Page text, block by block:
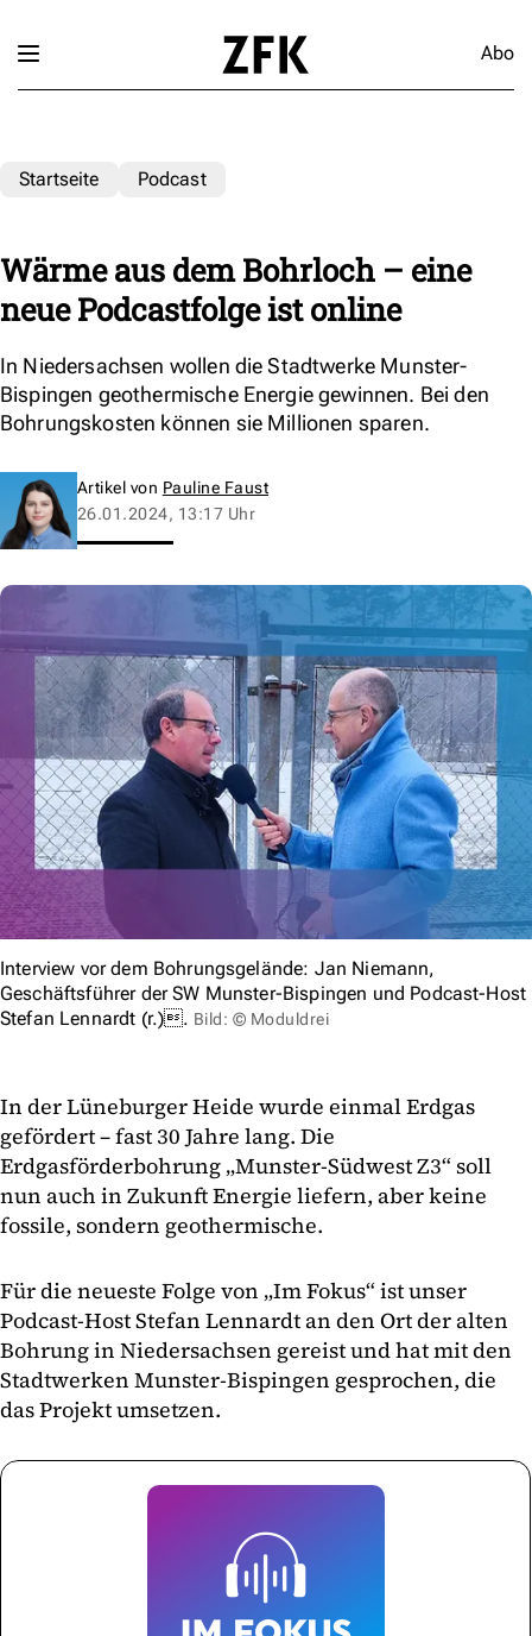
Abo
Startseite Podcast
Wärme aus dem Bohrloch – eine
neue Podcastfolge ist online
In Niedersachsen wollen die Stadtwerke Munster-
Bispingen geothermische Energie gewinnen. Bei den
Bohrungskosten können sie Millionen sparen.
Artikel von Pauline Faust
26.01.2024, 13:17 Uhr
Interview vor dem Bohrungsgelände: Jan Niemann,
Geschäftsführer der SW Munster-Bispingen und Podcast-Host
Stefan Lennardt (r.). Bild: © Moduldrei
In der Lüneburger Heide wurde einmal Erdgas
gefördert – fast 30 Jahre lang. Die
Erdgasförderbohrung „Munster-Südwest Z3“ soll
nun auch in Zukunft Energie liefern, aber keine
fossile, sondern geothermische.
Für die neueste Folge von „Im Fokus“ ist unser
Podcast-Host Stefan Lennardt an den Ort der alten
Bohrung in Niedersachsen gereist und hat mit den
Stadtwerken Munster-Bispingen gesprochen, die
das Projekt umsetzen.